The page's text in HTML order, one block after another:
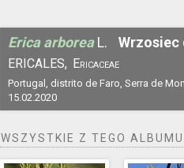
Erica arborea L. Wrzosiec
ERICALES, Ericaceae
Portugal, distrito de Faro, Serra de
15.02.2020
WSZYSTKIE Z TEGO ALBUMU